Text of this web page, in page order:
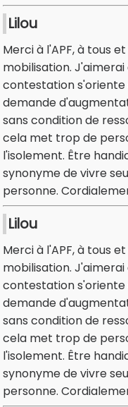
Lilou
Merci à l'APF, à tous
mobilisation.
contestation
demande
sans condition de
cela met trop de
l'isolement. Être
synonyme de vivre
personne.
Lilou
Merci à l'APF, à tous
mobilisation.
contestation
demande
sans condition de
cela met trop de
l'isolement. Être
synonyme de vivre
personne.